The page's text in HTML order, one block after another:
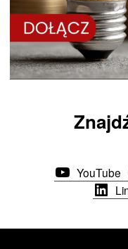
YouTube